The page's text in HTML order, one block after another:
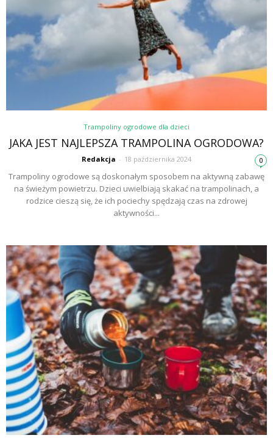
Trampoliny ogrodowe dla dzieci
JAKA JEST NAJLEPSZA TRAMPOLINA OGRODOWA?
Redakcja - 18 października 2024 0
Trampoliny ogrodowe są doskonałym sposobem na aktywną zabawę
na świeżym powietrzu. Dzieci uwielbiają skakać na trampolinach, a
rodzice cieszą się, że ich pociechy spędzają czas na zdrowej
aktywności...